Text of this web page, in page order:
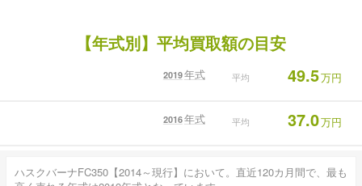
【年式別】平均買取額の目安
2019年式 平均 49.5万円
2016年式 平均 37.0万円
ハスクバーナFC350【2014～現行】において。直近120カ月間で、最も